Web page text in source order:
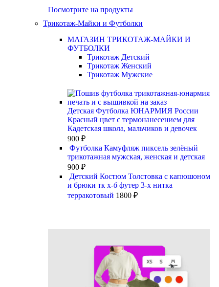
Посмотрите на продукты
Трикотаж-Майки и Футболки
МАГАЗИН ТРИКОТАЖ-МАЙКИ И
ФУТБОЛКИ
Трикотаж Детский
Трикотаж Женский
Трикотаж Мужские
Детская Футболка ЮНАРМИЯ России
Красный цвет с термонанесением для
Кадетская школа, мальчиков и девочек
900 ₽
Футболка Камуфляж пиксель зелёный
трикотажная мужская, женская и детская
900 ₽
Детский Костюм Толстовка с капюшоном
и брюки тк х-б футер 3-х нитка
терракотовый 1800 ₽